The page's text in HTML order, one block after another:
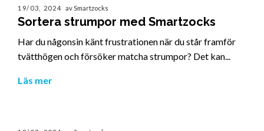
19/03, 2024 av Smartzocks
Sortera strumpor med Smartzocks
Har du någonsin känt frustrationen när du står framför
tvätthögen och försöker matcha strumpor? Det kan...
Läs mer